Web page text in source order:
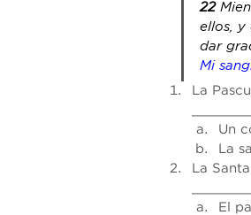
22
ellos, y
dar
Mi
La
Un
La
La
El